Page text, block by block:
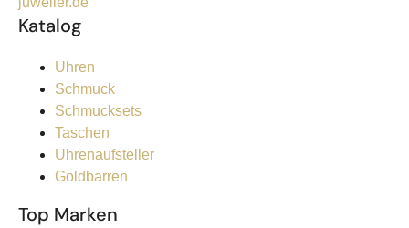
Katalog
Uhren
Schmuck
Schmucksets
Taschen
Uhrenaufsteller
Goldbarren
Top Marken